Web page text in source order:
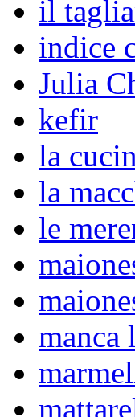
il
indice
Julia
kefir
la
la
le
manca